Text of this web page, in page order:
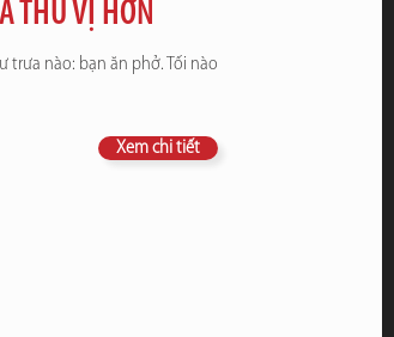
THÚ VỊ HƠN
trưa nào: bạn ăn phở. Tối nào
Xem chi tiết